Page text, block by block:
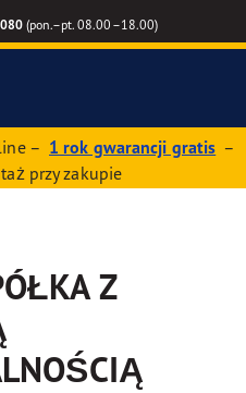
(pon.–pt. 08.00–18.00)
– 1 rok gwarancji gratis –
przy zakupie
Z